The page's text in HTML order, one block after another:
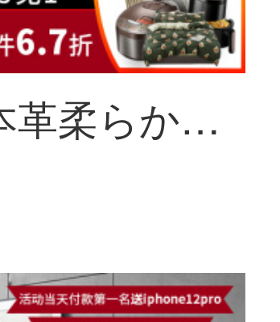
東裕羽毛の本革柔らかいソファリビング北欧シンプルでモダンな高級牛革の4人の組み合わせ輸入ナッパ皮【4人位】＋茶卓＋テレビキャビネット